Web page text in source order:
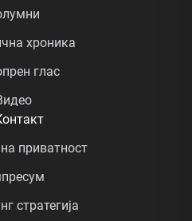
хроника
глас
приватност
стратегија